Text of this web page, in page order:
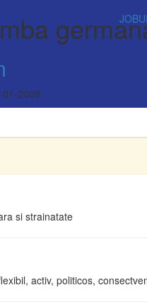
01-2009
si strainatate
activ, politicos,